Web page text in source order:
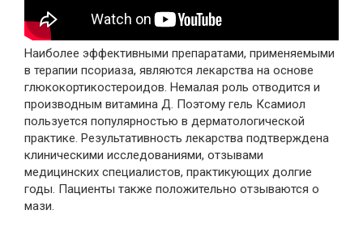
Наиболее эффективными препаратами, применяемыми
в терапии псориаза, являются лекарства на основе
глюкокортикостероидов. Немалая роль отводится и
производным витамина Д. Поэтому гель Ксамиол
пользуется популярностью в дерматологической
практике. Результативность лекарства подтверждена
клиническими исследованиями, отзывами
медицинских специалистов, практикующих долгие
годы. Пациенты также положительно отзываются о
мази.